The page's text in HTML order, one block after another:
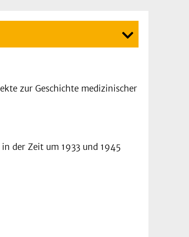
zur Geschichte medizinischer
der Zeit um 1933 und 1945